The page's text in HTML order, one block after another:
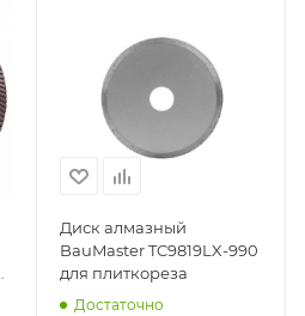
Диск алмазный
BauMaster TC9819LX-990
для плиткореза
Достаточно